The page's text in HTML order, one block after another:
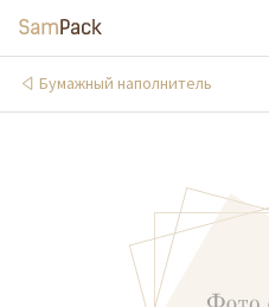
Бумажный наполнитель